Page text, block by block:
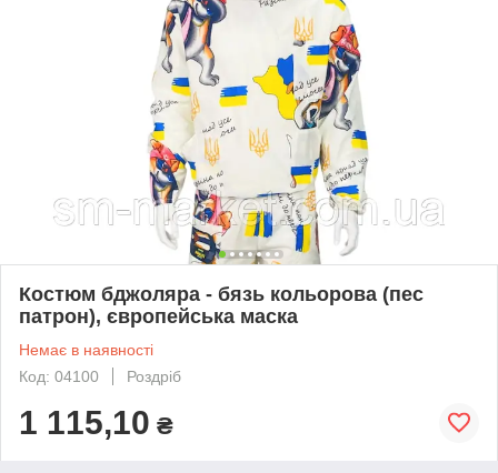
Костюм бджоляра - бязь кольорова (пес
патрон), європейська маска
Немає в наявності
Код: 04100
Роздріб
1 115,10 ₴